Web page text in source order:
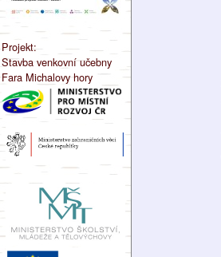
Projekt:
Stavba venkovní učebny
Fara Michalovy hory